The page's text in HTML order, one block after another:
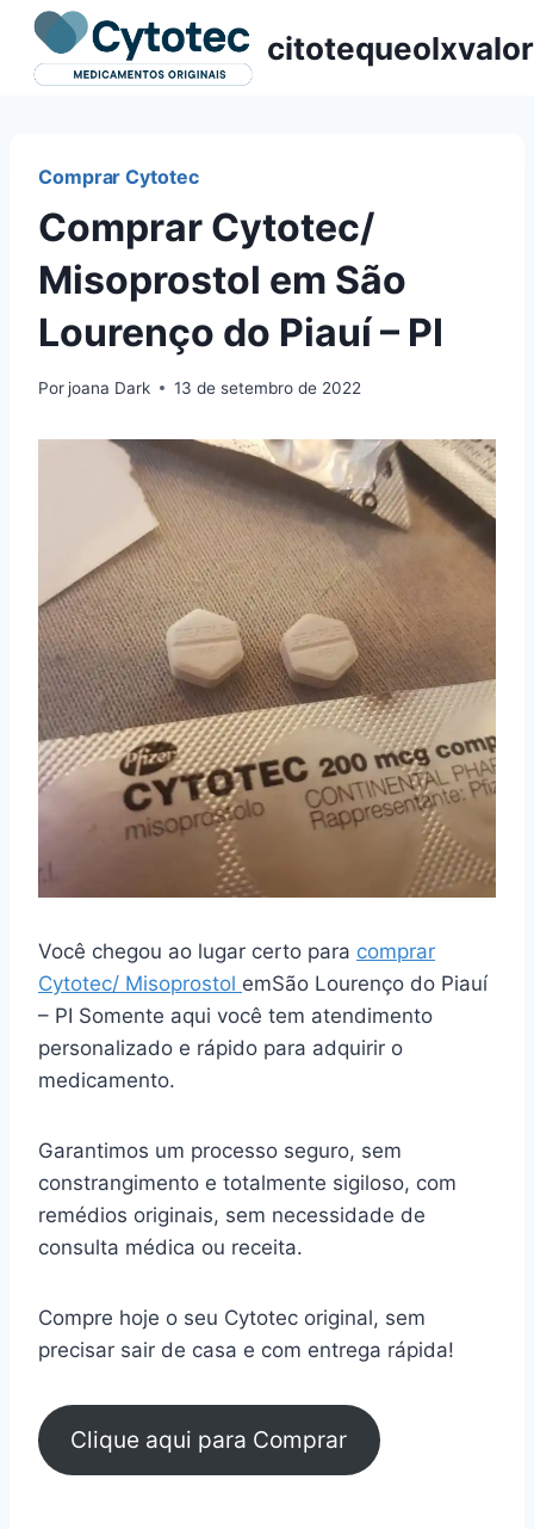
Pular
para
citotequeolxvalor
Comprar Cytotec
Comprar Cytotec/
Misoprostol em São
Lourenço do Piauí – PI
Por joana Dark 13 de setembro de 2022
Você chegou ao lugar certo para comprar
Cytotec/ Misoprostol emSão Lourenço do Piauí
– PI Somente aqui você tem atendimento
personalizado e rápido para adquirir o
medicamento.
Garantimos um processo seguro, sem
constrangimento e totalmente sigiloso, com
remédios originais, sem necessidade de
consulta médica ou receita.
Compre hoje o seu Cytotec original, sem
precisar sair de casa e com entrega rápida!
Clique aqui para Comprar